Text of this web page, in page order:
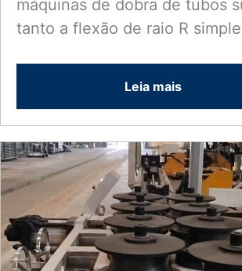
laminação
máquinas de dobra de tubos
tanto a flexão de raio R
Leia mais